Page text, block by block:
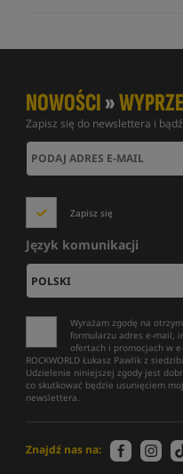
NOWOŚCI»
Zapisz się do newslettera i
Zapisz się
Język komunikacji
Wyrażam zgodę na
formularzu adres e-mail,
ofertach i promocjach w
ROCKWORLD Łukasz Pawlik z
Udzielenie niniejszej zgody jest
co skutkować będzie usunięciem
newslettera.
Znajdź nas na: